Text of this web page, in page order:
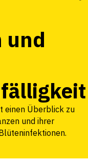
und
einen Überblick zu
und ihrer